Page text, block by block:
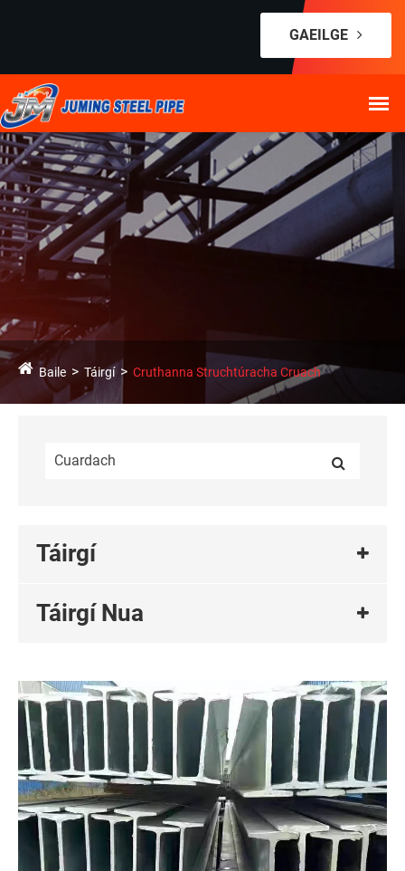
GAEILGE
Baile Táirgí Cruthanna Struchtúracha Cruach
Táirgí
Táirgí Nua